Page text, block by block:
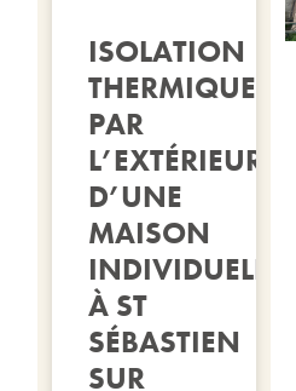
ISOLATION
THERMIQUE
PAR
L’EXTÉRIEUR
D’UNE
MAISON
INDIVIDUELLE
À ST
SÉBASTIEN
SUR